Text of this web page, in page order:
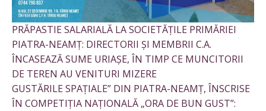
PRĂPASTIE SALARIALĂ LA SOCIETĂȚILE PRIMĂRIEI
PIATRA-NEAMȚ: DIRECTORII ȘI MEMBRII C.A.
ÎNCASEAZĂ SUME URIAȘE, ÎN TIMP CE MUNCITORII
DE TEREN AU VENITURI MIZERE
GUSTĂRILE SPAȚIALE” DIN PIATRA-NEAMȚ, ÎNSCRISE
ÎN COMPETIȚIA NAȚIONALĂ „ORA DE BUN GUST”: